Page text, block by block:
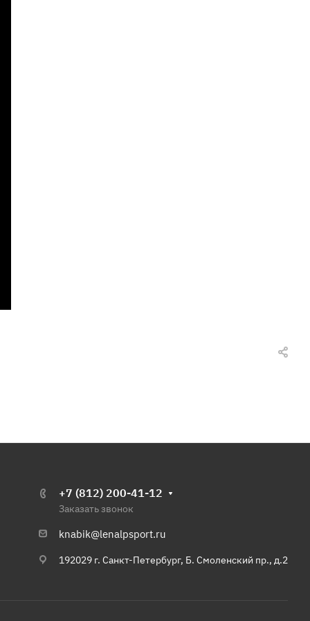
+7 (812) 200-41-12
Заказать звонок
knabik@lenalpsport.ru
192029 г. Санкт-Петербург, Б. Смоленский пр., д.2